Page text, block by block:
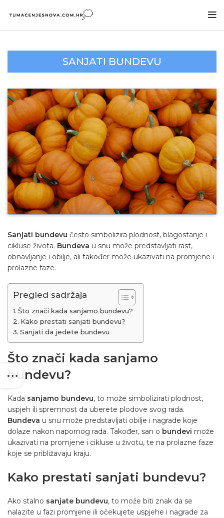
SANJATI BUNDEVU
Sanjati bundevu često simbolizira plodnost, blagostanje i
cikluse života. Bundeva u snu može predstavljati rast,
obnavljanje i obilje, ali također može ukazivati na promjene i
prolazne faze.
Pregled sadržaja
Što znači kada sanjamo bundevu?
Kako prestati sanjati bundevu?
Sanjati da jedete bundevu
Što znači kada sanjamo
bundevu?
Kada sanjamo bundevu, to može simbolizirati plodnost,
uspjeh ili spremnost da uberete plodove svog rada.
Bundeva u snu može predstavljati obilje i nagrade koje
dolaze nakon napornog rada. Također, san o bundevi može
ukazivati na promjene i cikluse u životu, te na prolazne faze
koje se približavaju kraju.
Kako prestati sanjati bundevu?
Ako stalno sanjate bundevu, to može biti znak da se
nalazite u fazi promjene ili očekujete uspjehe i nagrade za